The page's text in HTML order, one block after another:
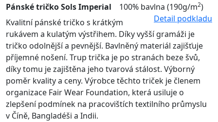
Pánské tričko Sols Imperial 100% bavlna (190g/m2)
Detail podkladu
Kvalitní pánské tričko s krátkým
rukávem a kulatým výstřihem. Díky vyšší gramáži je
tričko odolnější a pevnější. Bavlněný materiál zajišťuje
příjemné nošení. Trup trička je po stranách beze švů,
díky tomu je zajištěna jeho tvarová stálost. Výborný
poměr kvality a ceny. Výrobce těchto triček je členem
organizace Fair Wear Foundation, která usiluje o
zlepšení podmínek na pracovištích textilního průmyslu
v Číně, Bangladéši a Indii.